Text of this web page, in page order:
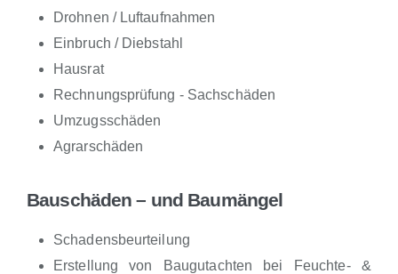
Drohnen / Luftaufnahmen
Einbruch / Diebstahl
Hausrat
Rechnungsprüfung - Sachschäden
Umzugsschäden
Agrarschäden
Bauschäden – und Baumängel
Schadensbeurteilung
Erstellung von Baugutachten bei Feuchte- &